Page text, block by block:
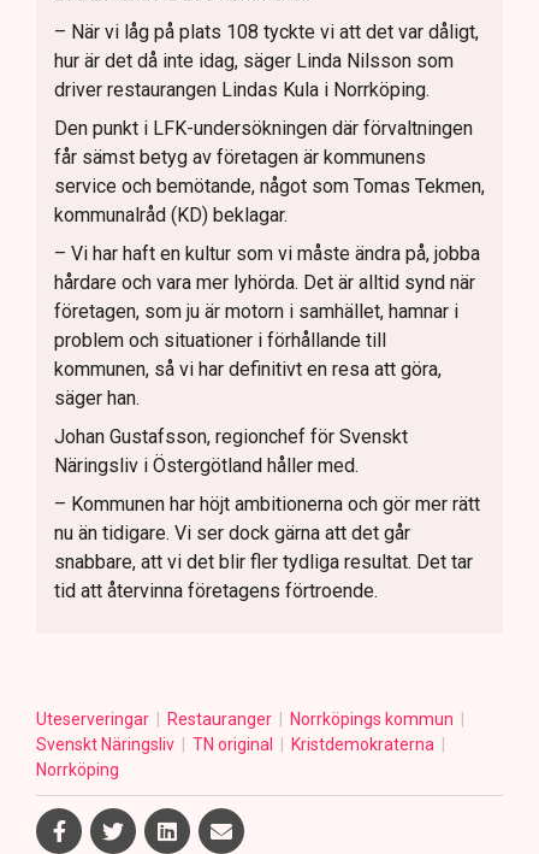
– När vi låg på plats 108 tyckte vi att det var dåligt,
hur är det då inte idag, säger Linda Nilsson som
driver restaurangen Lindas Kula i Norrköping.
Den punkt i LFK-undersökningen där förvaltningen
får sämst betyg av företagen är kommunens
service och bemötande, något som Tomas Tekmen,
kommunalråd (KD) beklagar.
– Vi har haft en kultur som vi måste ändra på, jobba
hårdare och vara mer lyhörda. Det är alltid synd när
företagen, som ju är motorn i samhället, hamnar i
problem och situationer i förhållande till
kommunen, så vi har definitivt en resa att göra,
säger han.
Johan Gustafsson, regionchef för Svenskt
Näringsliv i Östergötland håller med.
– Kommunen har höjt ambitionerna och gör mer rätt
nu än tidigare. Vi ser dock gärna att det går
snabbare, att vi det blir fler tydliga resultat. Det tar
tid att återvinna företagens förtroende.
Uteserveringar Restauranger
Norrköpings kommun
Svenskt Näringsliv
TN original
Kristdemokraterna
Norrköping